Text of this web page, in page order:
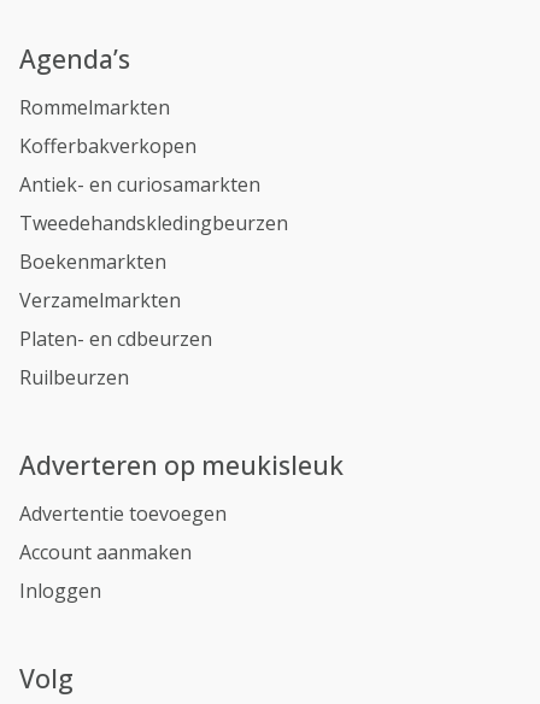
Agenda’s
Rommelmarkten
Kofferbakverkopen
Antiek- en curiosamarkten
Tweedehandskledingbeurzen
Boekenmarkten
Verzamelmarkten
Platen- en cdbeurzen
Ruilbeurzen
Adverteren op meukisleuk
Advertentie toevoegen
Account aanmaken
Inloggen
Volg